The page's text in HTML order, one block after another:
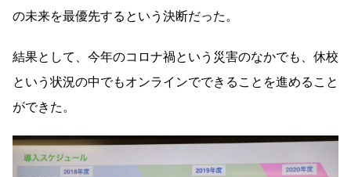
の未来を最優先するという決断だった。
結果として、今年のコロナ禍という災害のなかでも、休校
という状況の中でもオンラインでできることを進めること
ができた。